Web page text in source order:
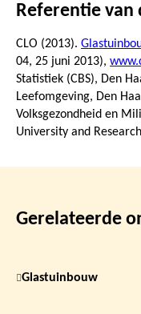
Referentie van
CLO (2013).
04, 25 juni 2013),
Statistiek (CBS), Den
Leefomgeving, Den
Volksgezondheid en
University and
Gerelateerde
Glastuinbouw